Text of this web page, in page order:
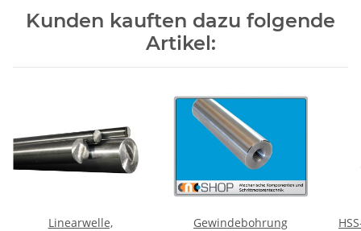
Kunden kauften dazu folgende
Artikel:
Linearwelle,
Gewindebohrung